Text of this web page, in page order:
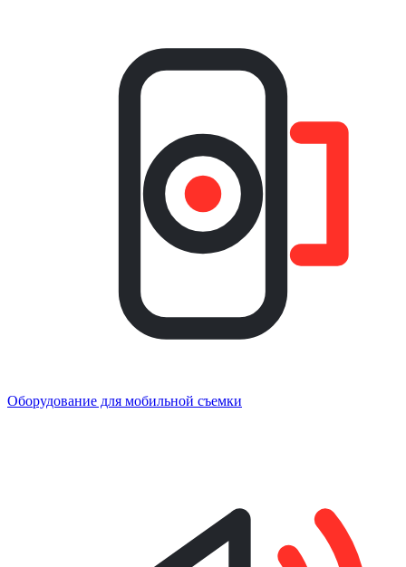
Оборудование для мобильной съемки